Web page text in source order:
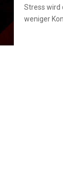
Stress wird
weniger